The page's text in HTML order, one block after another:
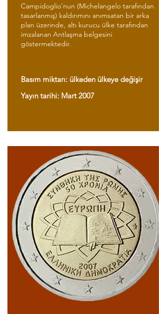
Campidoglio'nun (Michelangelo tarafından
tasarlanmış) kaldırımını anımsatan bir arka
plan üzerinde, altı kurucu ülke tarafından
imzalanan Antlaşma belgesini
göstermektedir.
Basım miktarı: ülkeden ülkeye değişir
Yayın tarihi: Mart 2007